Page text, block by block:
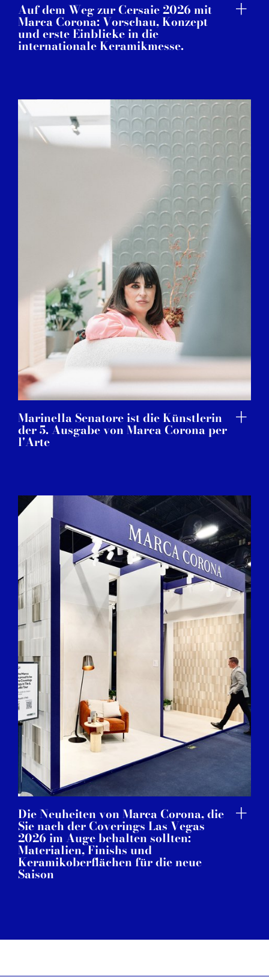
Auf dem Weg zur Cersaie 2026 mit
Marca Corona: Vorschau, Konzept
und erste Einblicke in die
internationale Keramikmesse.
Marinella Senatore ist die Künstlerin
der 5. Ausgabe von Marca Corona per
l'Arte
Die Neuheiten von Marca Corona, die
Sie nach der Coverings Las Vegas
2026 im Auge behalten sollten:
Materialien, Finishs und
Keramikoberflächen für die neue
Saison